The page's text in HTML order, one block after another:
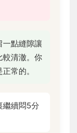
一點縫隙讓
較清澈。你
常的。
繼續悶5分